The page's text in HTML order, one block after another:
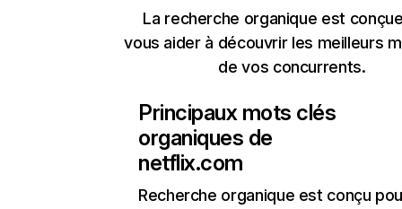
La recherche organique est
vous aider à découvrir les meilleurs
de vos concurrents.
Principaux mots clés
organiques de
netflix.com
Recherche organique est conçu